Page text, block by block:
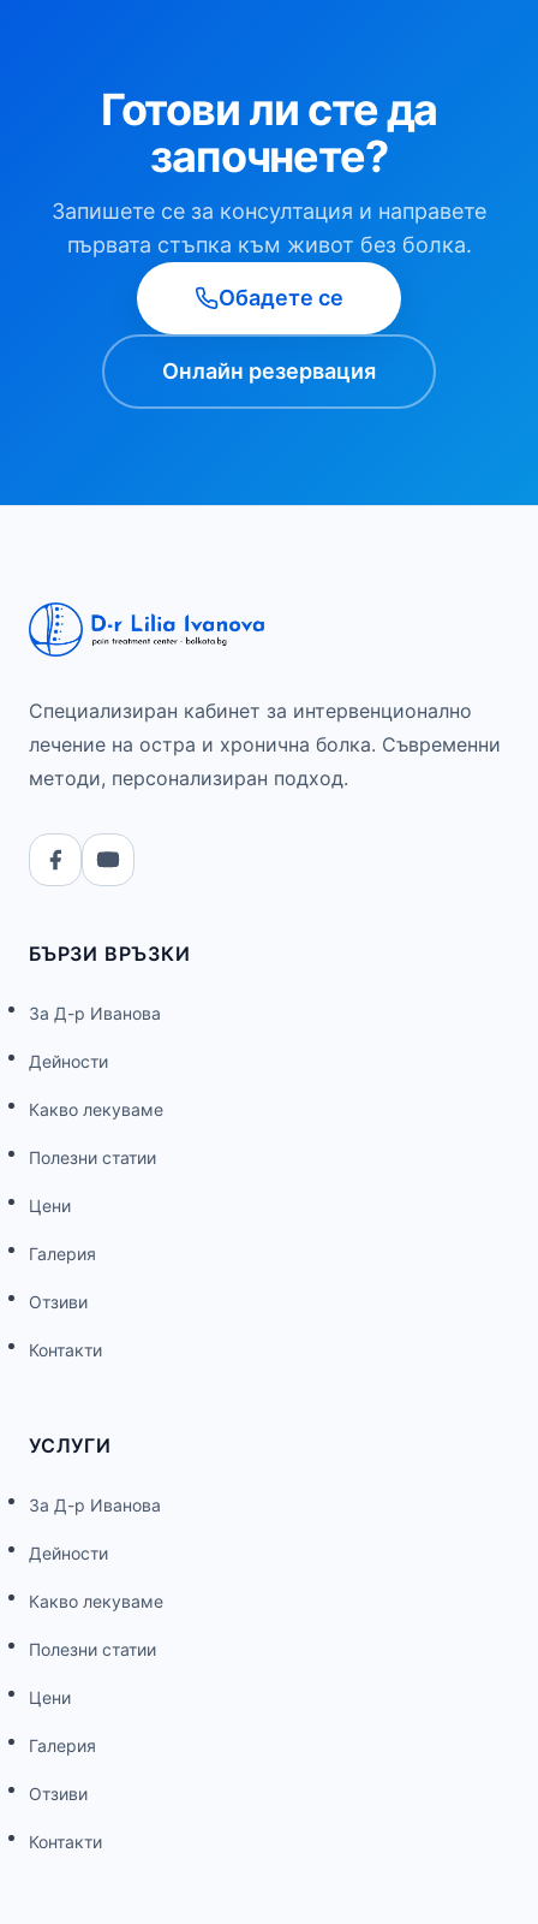
Готови ли сте да
започнете?
Запишете се за консултация и направете
първата стъпка към живот без болка.
Обадете се
Онлайн резервация
Специализиран кабинет за интервенционално
лечение на остра и хронична болка. Съвременни
методи, персонализиран подход.
БЪРЗИ ВРЪЗКИ
За Д-р Иванова
Дейности
Какво лекуваме
Полезни статии
Цени
Галерия
Отзиви
Контакти
УСЛУГИ
За Д-р Иванова
Дейности
Какво лекуваме
Полезни статии
Цени
Галерия
Отзиви
Контакти